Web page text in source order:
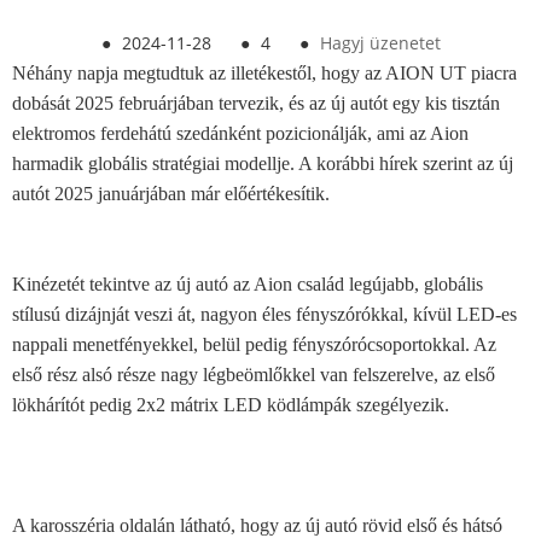
● 2024-11-28 ● 4 ● Hagyj üzenetet
Néhány napja megtudtuk az illetékestől, hogy az AION UT piacra
dobását 2025 februárjában tervezik, és az új autót egy kis tisztán
elektromos ferdehátú szedánként pozicionálják, ami az Aion
harmadik globális stratégiai modellje. A korábbi hírek szerint az új
autót 2025 januárjában már előértékesítik.
Kinézetét tekintve az új autó az Aion család legújabb, globális
stílusú dizájnját veszi át, nagyon éles fényszórókkal, kívül LED-es
nappali menetfényekkel, belül pedig fényszórócsoportokkal. Az
első rész alsó része nagy légbeömlőkkel van felszerelve, az első
lökhárítót pedig 2x2 mátrix LED ködlámpák szegélyezik.
A karosszéria oldalán látható, hogy az új autó rövid első és hátsó